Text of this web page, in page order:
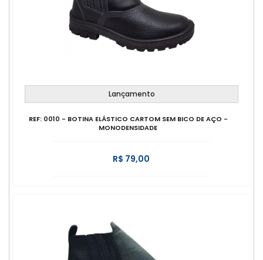
Lançamento
REF: 0010 - BOTINA ELÁSTICO CARTOM SEM BICO DE AÇO -
MONODENSIDADE
R$ 79,00